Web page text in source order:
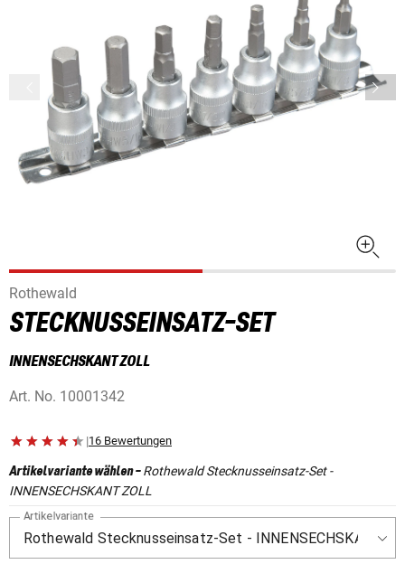
Rothewald
STECKNUSSEINSATZ-SET
INNENSECHSKANT ZOLL
Art. No. 10001342
|16 Bewertungen
Artikelvariante wählen-Rothewald Stecknusseinsatz-Set -
INNENSECHSKANT ZOLL
Artikelvariante